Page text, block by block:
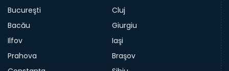
Bucureşti
Cluj
Bacău
Giurgiu
Ilfov
Iaşi
Prahova
Braşov